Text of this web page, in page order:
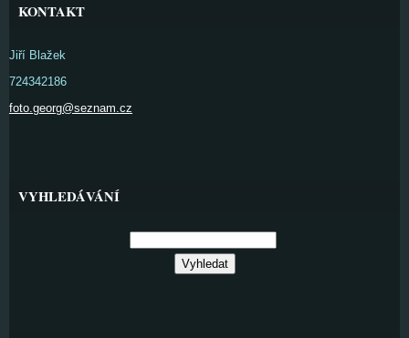
KONTAKT
Jiří Blažek
724342186
foto.georg@seznam.cz
VYHLEDÁVÁNÍ